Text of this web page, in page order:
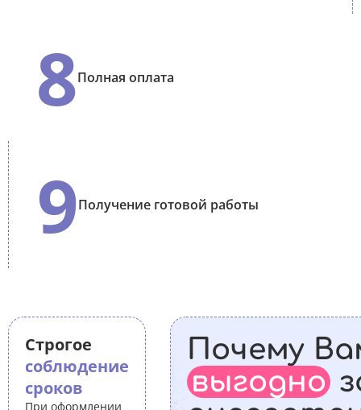
8Полная оплата
9Получение готовой работы
Строгое
соблюдение
сроков
При оформлении
Почему
выгодно